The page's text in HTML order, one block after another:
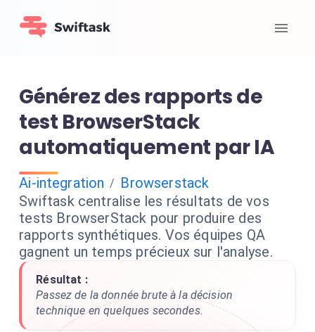
Générez des rapports de
test BrowserStack
automatiquement par IA
Ai-integration / Browserstack
Swiftask centralise les résultats de vos
tests BrowserStack pour produire des
rapports synthétiques. Vos équipes QA
gagnent un temps précieux sur l'analyse.
Résultat :
Passez de la donnée brute à la décision
technique en quelques secondes.